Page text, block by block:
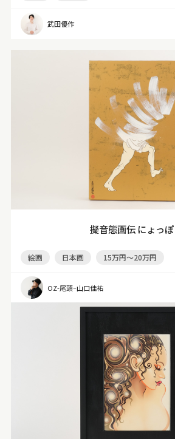
武田優作
擬音態画伝 にょっ
絵画 日本画 15万円～20万円
OZ-尾頭ｰ山口佳祐